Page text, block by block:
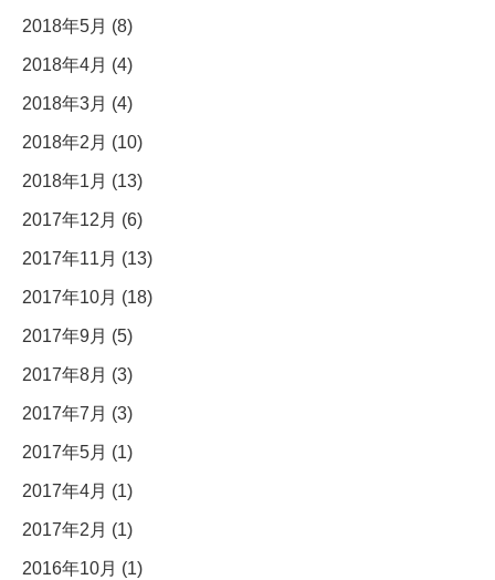
2018年5月 (8)
2018年4月 (4)
2018年3月 (4)
2018年2月 (10)
2018年1月 (13)
2017年12月 (6)
2017年11月 (13)
2017年10月 (18)
2017年9月 (5)
2017年8月 (3)
2017年7月 (3)
2017年5月 (1)
2017年4月 (1)
2017年2月 (1)
2016年10月 (1)